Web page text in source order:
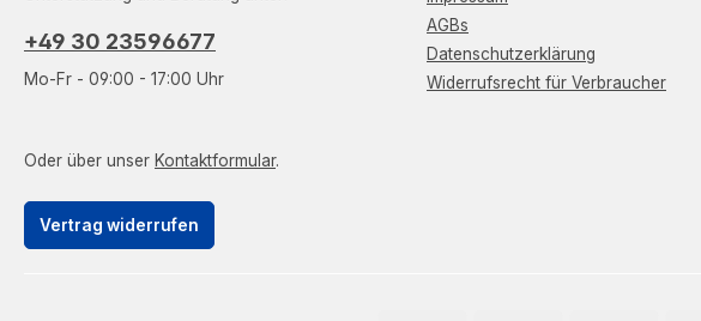
+49 30 23596677
Mo-Fr - 09:00 - 17:00 Uhr
Oder über unser Kontaktformular.
Vertrag widerrufen
AGBs
Datenschutzerklärung
Widerrufsrecht für Verbraucher